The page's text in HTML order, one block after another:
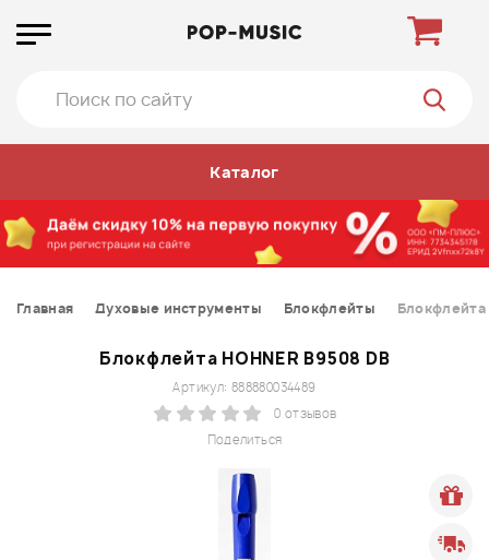
Каталог
Главная Духовые инструменты Блокфлейты Блокфлейта
Блокфлейта HOHNER B9508 DB
Поделиться
Артикул: 888880034489
0 отзывов